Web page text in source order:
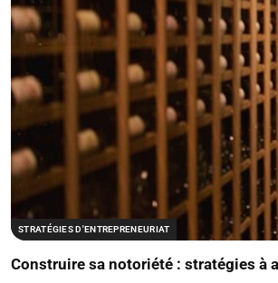
STRATÉGIES D'ENTREPRENEURIAT
Construire sa notoriété : stratégies à